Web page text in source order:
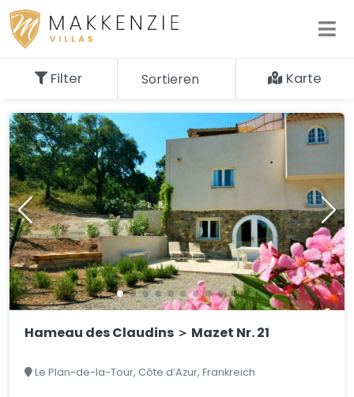
Filter Sortieren Karte
Hameau des Claudins ＞ Mazet Nr. 21
Le Plan-de-la-Tour, Côte d’Azur, Frankreich